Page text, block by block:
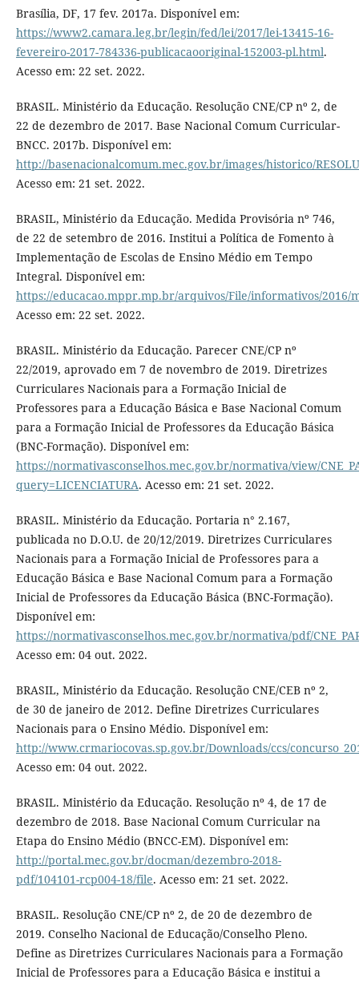
Brasília, DF, 17 fev. 2017a. Disponível em:
https://www2.camara.leg.br/legin/fed/lei/2017/lei-13415-16-
fevereiro-2017-784336-publicacaooriginal-152003-pl.html.
Acesso em: 22 set. 2022.
BRASIL. Ministério da Educação. Resolução CNE/CP nº 2, de
22 de dezembro de 2017. Base Nacional Comum Curricular-
BNCC. 2017b. Disponível em:
http://basenacionalcomum.mec.gov.br/images/historico/
Acesso em: 21 set. 2022.
BRASIL, Ministério da Educação. Medida Provisória nº 746,
de 22 de setembro de 2016. Institui a Política de Fomento à
Implementação de Escolas de Ensino Médio em Tempo
Integral. Disponível em:
https://educacao.mppr.mp.br/arquivos/File/informativos/2016/
Acesso em: 22 set. 2022.
BRASIL. Ministério da Educação. Parecer CNE/CP nº
22/2019, aprovado em 7 de novembro de 2019. Diretrizes
Curriculares Nacionais para a Formação Inicial de
Professores para a Educação Básica e Base Nacional Comum
para a Formação Inicial de Professores da Educação Básica
(BNC-Formação). Disponível em:
https://normativasconselhos.mec.gov.br/normativa/view/
query=LICENCIATURA. Acesso em: 21 set. 2022.
BRASIL. Ministério da Educação. Portaria n° 2.167,
publicada no D.O.U. de 20/12/2019. Diretrizes Curriculares
Nacionais para a Formação Inicial de Professores para a
Educação Básica e Base Nacional Comum para a Formação
Inicial de Professores da Educação Básica (BNC-Formação).
Disponível em:
https://normativasconselhos.mec.gov.br/normativa/pdf/
Acesso em: 04 out. 2022.
BRASIL, Ministério da Educação. Resolução CNE/CEB nº 2,
de 30 de janeiro de 2012. Define Diretrizes Curriculares
Nacionais para o Ensino Médio. Disponível em:
http://www.crmariocovas.sp.gov.br/Downloads/ccs/
Acesso em: 04 out. 2022.
BRASIL. Ministério da Educação. Resolução nº 4, de 17 de
dezembro de 2018. Base Nacional Comum Curricular na
Etapa do Ensino Médio (BNCC-EM). Disponível em:
http://portal.mec.gov.br/docman/dezembro-2018-
pdf/104101-rcp004-18/file. Acesso em: 21 set. 2022.
BRASIL. Resolução CNE/CP nº 2, de 20 de dezembro de
2019. Conselho Nacional de Educação/Conselho Pleno.
Define as Diretrizes Curriculares Nacionais para a Formação
Inicial de Professores para a Educação Básica e institui a